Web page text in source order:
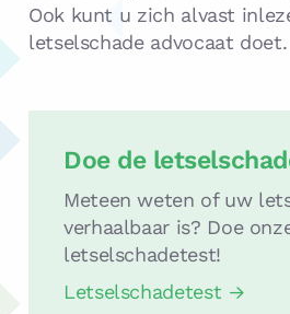
Ook kunt u zich alvast
letselschade advocaat doet.
Doe de
Meteen weten of uw
verhaalbaar is? Doe
letselschadetest!
Letselschadetest